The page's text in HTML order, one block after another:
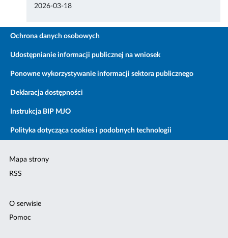
2026-03-18
Ochrona danych osobowych
Udostępnianie informacji publicznej na wniosek
Ponowne wykorzystywanie informacji sektora publicznego
Deklaracja dostępności
Instrukcja BIP MJO
Polityka dotycząca cookies i podobnych technologii
Mapa strony
RSS
O serwisie
Pomoc